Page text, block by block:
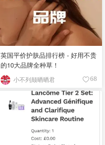
英国平价护肤品排行榜 - 好用不贵
的10大品牌全种草！
小不列颠晒晒君 68